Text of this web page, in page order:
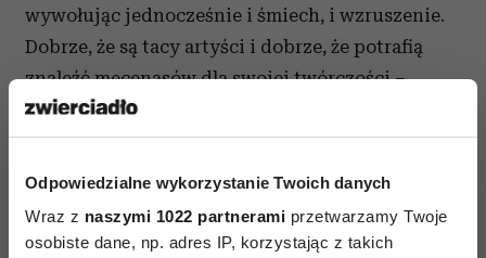
Odpowiedzialne wykorzystanie Twoich danych
Wraz z naszymi 1022 partnerami przetwarzamy Twoje
osobiste dane, np. adres IP, korzystając z takich
wywołując jednocześnie i śmiech, i wzruszenie.
Dobrze, że są tacy artyści i dobrze, że potrafią
znaleźć mecenasów dla swojej twórczości –
w tym przypadku Miasto Stołeczne Warszawa
i PKN ORLEN.W styczniu spektakl można
zobaczyć jeszcze 27 (godz. 19.00) i 29 (godz.
„Życie w zasięgu ręki”, reż. Marcin Kwaśny, tekst